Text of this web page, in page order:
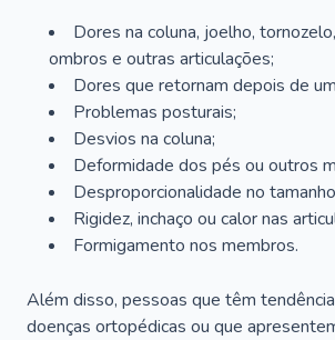
Dores na coluna, joelho,
ombros e outras articulações;
Dores que retornam depois de
Problemas posturais;
Desvios na coluna;
Deformidade dos pés ou outros
Desproporcionalidade no
Rigidez, inchaço ou calor nas
Formigamento nos membros.
Além disso, pessoas que têm
doenças ortopédicas ou que